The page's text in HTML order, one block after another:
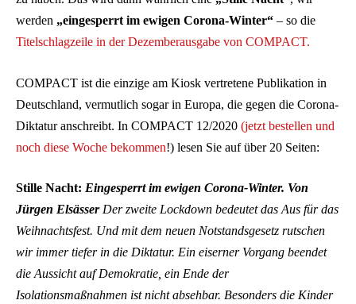
werden „eingesperrt im ewigen Corona-Winter“ – so die
Titelschlagzeile in der Dezemberausgabe von COMPACT.
COMPACT ist die einzige am Kiosk vertretene Publikation in
Deutschland, vermutlich sogar in Europa, die gegen die Corona-
Diktatur anschreibt. In COMPACT 12/2020 (jetzt bestellen und
noch diese Woche bekommen!) lesen Sie auf über 20 Seiten:
Stille Nacht: Eingesperrt im ewigen Corona-Winter. Von
Jürgen ElsässerDer zweite Lockdown bedeutet das Aus für das
Weihnachtsfest. Und mit dem neuen Notstandsgesetz rutschen
wir immer tiefer in die Diktatur. Ein eiserner Vorgang beendet
die Aussicht auf Demokratie, ein Ende der
Isolationsmaßnahmen ist nicht absehbar. Besonders die Kinder